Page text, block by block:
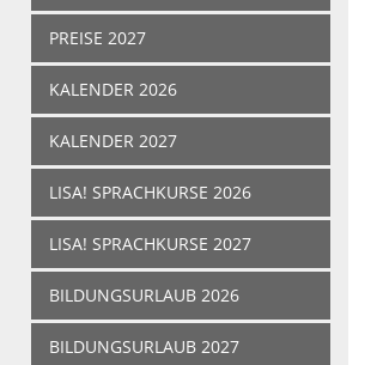
PREISE 2027
KALENDER 2026
KALENDER 2027
LISA! SPRACHKURSE 2026
LISA! SPRACHKURSE 2027
BILDUNGSURLAUB 2026
BILDUNGSURLAUB 2027